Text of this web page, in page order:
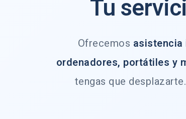
Tu
Ofrecemos
ordenadores, portátiles y
tengas que